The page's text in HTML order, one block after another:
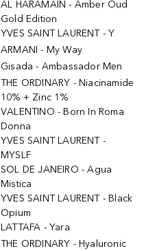
AL HARAMAIN - Amber Oud
Gold Edition
YVES SAINT LAURENT - Y
ARMANI - My Way
Gisada - Ambassador Men
THE ORDINARY - Niacinamide
10% + Zinc 1%
VALENTINO - Born In Roma
Donna
YVES SAINT LAURENT -
MYSLF
SOL DE JANEIRO - Agua
Mistica
YVES SAINT LAURENT - Black
Opium
LATTAFA - Yara
THE ORDINARY - Hyaluronic